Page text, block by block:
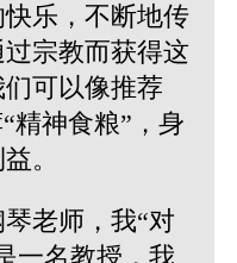
乐，不断地传
宗教而获得这
可以像推荐
精神食粮”，身
。
老师，我“对
一名教授，我